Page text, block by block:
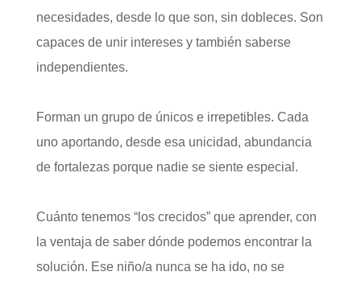
necesidades, desde lo que son, sin dobleces. Son
capaces de unir intereses y también saberse
independientes.
Forman un grupo de únicos e irrepetibles. Cada
uno aportando, desde esa unicidad, abundancia
de fortalezas porque nadie se siente especial.
Cuánto tenemos “los crecidos” que aprender, con
la ventaja de saber dónde podemos encontrar la
solución. Ese niño/a nunca se ha ido, no se